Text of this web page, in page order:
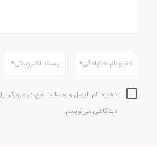
ذخیره نام، ایمیل و وبسایت من در مرورگر
دیدگاهی می‌نویسم.